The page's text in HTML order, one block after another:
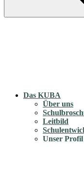
Das KUBA
Über uns
Leitbild
Unser Profil